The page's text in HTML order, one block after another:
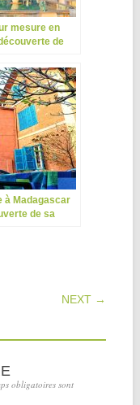
mesure en
de
à Madagascar
de sa
NEXT →
obligatoires sont